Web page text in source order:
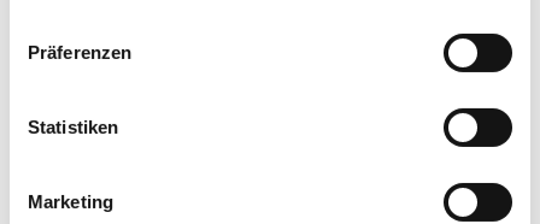
Präferenzen
Statistiken
Marketing
(Wanderungen in den Bergen an
Wählen Sie lokale Erlebnisse mit
Abenteuerliche Aktivitäten für ein raues